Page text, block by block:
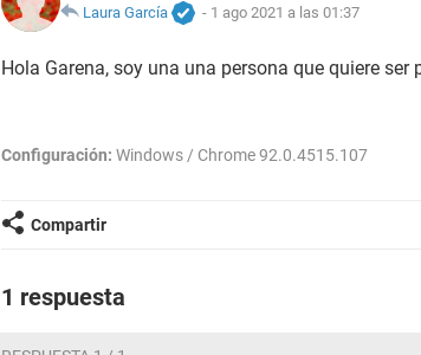
Laura García
- 1 ago 2021 a las 01:37
Hola Garena, soy una una persona que quiere ser
Configuración: Windows / Chrome 92.0.4515.107
Compartir
1 respuesta